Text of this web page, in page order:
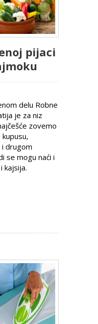
pijaci
delu Robne
je za niz
zovemo
i drugom
se mogu naći i
kajsija.